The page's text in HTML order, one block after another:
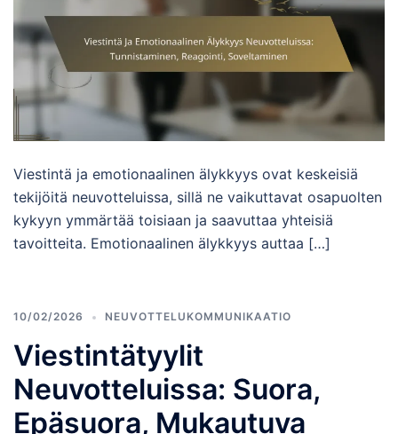
Viestintä ja emotionaalinen älykkyys ovat keskeisiä
tekijöitä neuvotteluissa, sillä ne vaikuttavat osapuolten
kykyyn ymmärtää toisiaan ja saavuttaa yhteisiä
tavoitteita. Emotionaalinen älykkyys auttaa […]
10/02/2026 NEUVOTTELUKOMMUNIKAATIO
Viestintätyylit
Neuvotteluissa: Suora,
Epäsuora, Mukautuva